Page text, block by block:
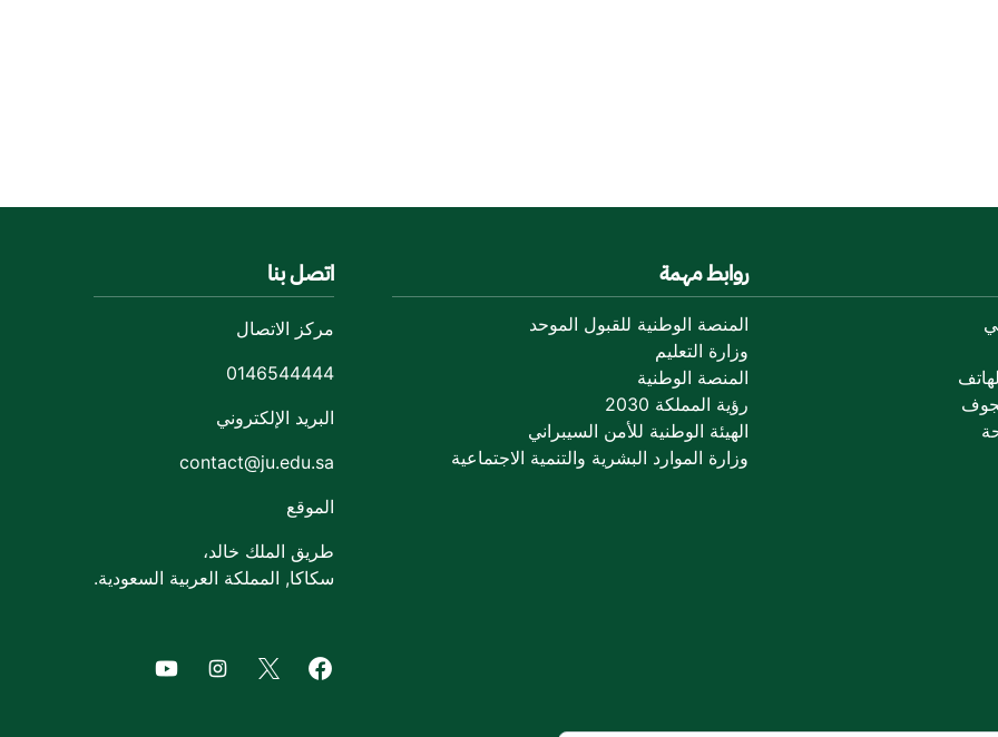
روابط مهمة
المنصة الوطنية للقبول الموحد
وزارة التعليم
المنصة الوطنية
رؤية المملكة 2030
الهيئة الوطنية للأمن السيبراني
وزارة الموارد البشرية والتنمية الاجتماعية
اتصل بنا
مركز الاتصال
0146544444
البريد الإلكتروني
contact@ju.edu.sa
الموقع
طريق الملك خالد،
سكاكا, المملكة العربية السعودية.
Facebook of Jouf University
X of Jouf University
of Jouf University